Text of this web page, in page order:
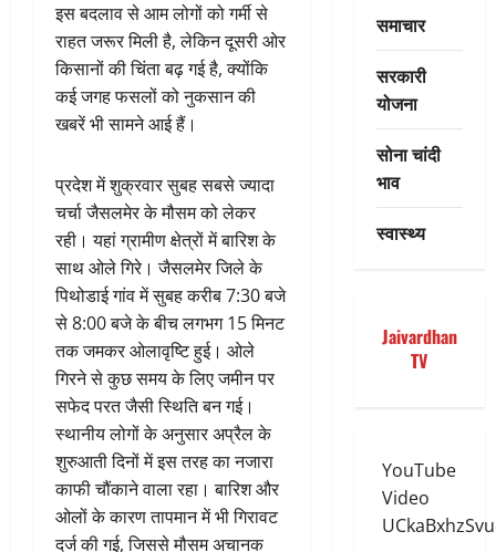
इस बदलाव से आम लोगों को गर्मी से
राहत जरूर मिली है, लेकिन दूसरी ओर
किसानों की चिंता बढ़ गई है, क्योंकि
कई जगह फसलों को नुकसान की
खबरें भी सामने आई हैं।
प्रदेश में शुक्रवार सुबह सबसे ज्यादा
चर्चा जैसलमेर के मौसम को लेकर
रही। यहां ग्रामीण क्षेत्रों में बारिश के
साथ ओले गिरे। जैसलमेर जिले के
पिथोडाई गांव में सुबह करीब 7:30 बजे
से 8:00 बजे के बीच लगभग 15 मिनट
तक जमकर ओलावृष्टि हुई। ओले
गिरने से कुछ समय के लिए जमीन पर
सफेद परत जैसी स्थिति बन गई।
स्थानीय लोगों के अनुसार अप्रैल के
शुरुआती दिनों में इस तरह का नजारा
काफी चौंकाने वाला रहा। बारिश और
ओलों के कारण तापमान में भी गिरावट
दर्ज की गई, जिससे मौसम अचानक
समाचार
सरकारी
योजना
सोना चांदी
भाव
स्वास्थ्य
Jaivardhan
TV
YouTube
Video